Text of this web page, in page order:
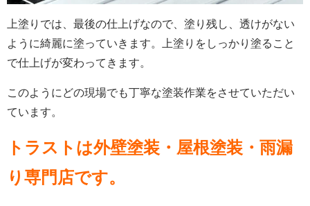
上塗りでは、最後の仕上げなので、塗り残し、透けがない
ように綺麗に塗っていきます。上塗りをしっかり塗ること
で仕上げが変わってきます。
このようにどの現場でも丁寧な塗装作業をさせていただい
ています。
トラストは外壁塗装・屋根塗装・雨漏
り専門店です。